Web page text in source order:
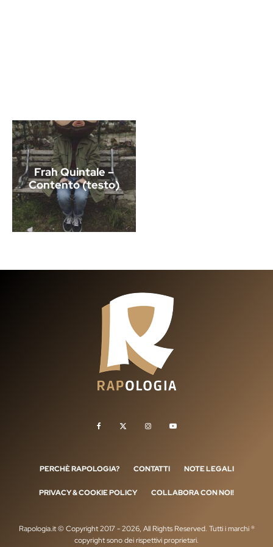
Frah Quintale –
Contento (testo)
PERCHÈ RAPOLOGIA? CONTATTI NOTE LEGALI
PRIVACY & COOKIE POLICY COLLABORA CON NOI!
Rapologia.it © Copyright 2017 - 2026, All Rights Reserved. Tutti i marchi ®
copyright sono dei rispettivi proprietari.